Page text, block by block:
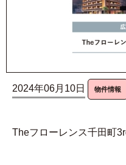
2024年06月10日 物件情報
Theフローレンス千田町